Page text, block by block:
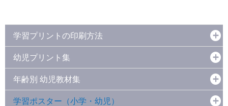
学習プリントの印刷方法
幼児プリント集
年齢別 幼児教材集
学習ポスター（小学・幼児）